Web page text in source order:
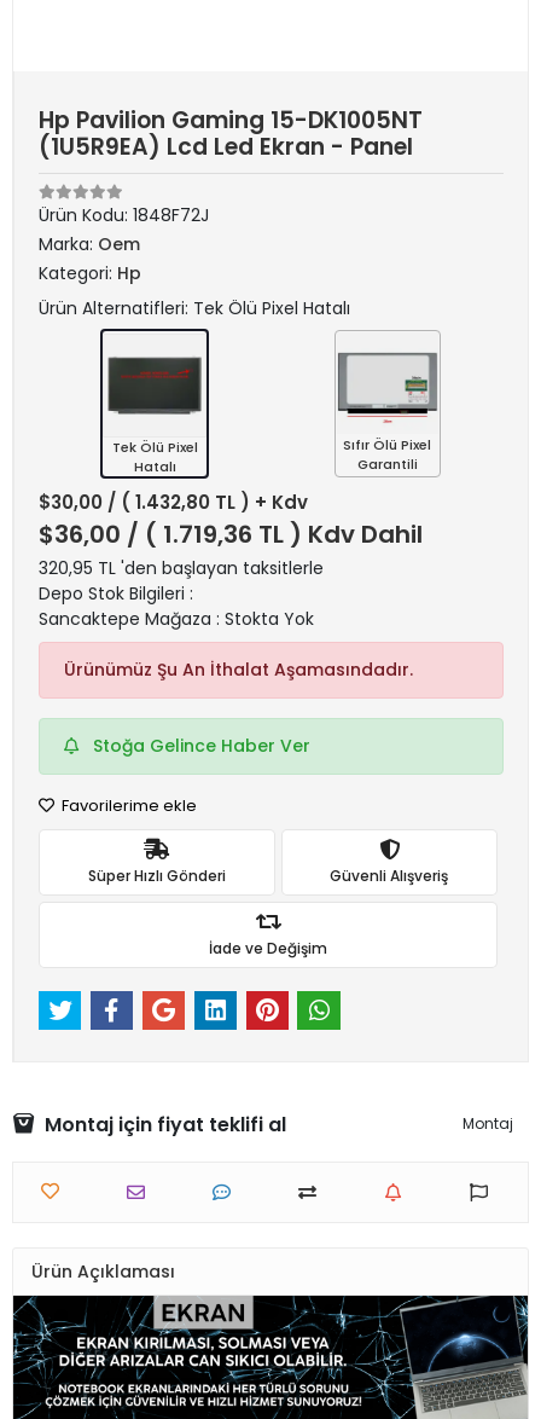
Hp Pavilion Gaming 15-DK1005NT
(1U5R9EA) Lcd Led Ekran - Panel
Ürün Kodu: 1848F72J
Marka: Oem
Kategori: Hp
Ürün Alternatifleri: Tek Ölü Pixel Hatalı
Tek Ölü Pixel
Hatalı
Sıfır Ölü Pixel
Garantili
$30,00 / ( 1.432,80 TL ) + Kdv
$36,00 / ( 1.719,36 TL ) Kdv Dahil
320,95 TL 'den başlayan taksitlerle
Depo Stok Bilgileri :
Sancaktepe Mağaza : Stokta Yok
Ürünümüz Şu An İthalat Aşamasındadır.
Stoğa Gelince Haber Ver
Favorilerime ekle
Süper Hızlı Gönderi Güvenli Alışveriş
İade ve Değişim
Montaj için fiyat teklifi al Montaj
Ürün Açıklaması